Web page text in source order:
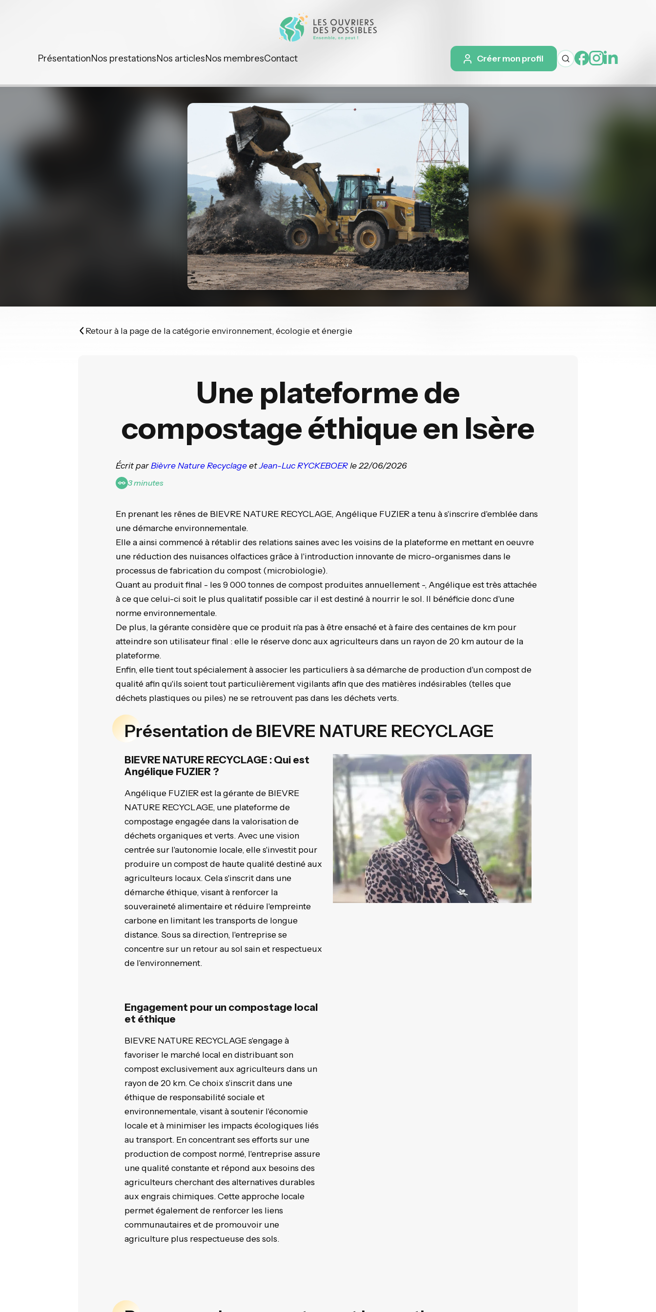
PrésentationNos prestationsNos articlesNos membresContact Créer mon profil
Retour à la page de la catégorie environnement, écologie et énergie
Une plateforme de
compostage éthique en Isère
Écrit parBièvre Nature RecyclageetJean-Luc RYCKEBOERle 22/06/2026
3 minutes
En prenant les rênes de BIEVRE NATURE RECYCLAGE, Angélique FUZIER a tenu à s'inscrire d'emblée dans
une démarche environnementale.
Elle a ainsi commencé à rétablir des relations saines avec les voisins de la plateforme en mettant en oeuvre
une réduction des nuisances olfactices grâce à l'introduction innovante de micro-organismes dans le
processus de fabrication du compost (microbiologie).
Quant au produit final - les 9 000 tonnes de compost produites annuellement -, Angélique est très attachée
à ce que celui-ci soit le plus qualitatif possible car il est destiné à nourrir le sol. Il bénéficie donc d'une
norme environnementale.
De plus, la gérante considère que ce produit n'a pas à être ensaché et à faire des centaines de km pour
atteindre son utilisateur final : elle le réserve donc aux agriculteurs dans un rayon de 20 km autour de la
plateforme.
Enfin, elle tient tout spécialement à associer les particuliers à sa démarche de production d'un compost de
qualité afin qu'ils soient tout particulièrement vigilants afin que des matières indésirables (telles que
déchets plastiques ou piles) ne se retrouvent pas dans les déchets verts.
Présentation de BIEVRE NATURE RECYCLAGE
BIEVRE NATURE RECYCLAGE : Qui est
Angélique FUZIER ?
Angélique FUZIER est la gérante de BIEVRE
NATURE RECYCLAGE, une plateforme de
compostage engagée dans la valorisation de
déchets organiques et verts. Avec une vision
centrée sur l'autonomie locale, elle s'investit pour
produire un compost de haute qualité destiné aux
agriculteurs locaux. Cela s'inscrit dans une
démarche éthique, visant à renforcer la
souveraineté alimentaire et réduire l'empreinte
carbone en limitant les transports de longue
distance. Sous sa direction, l'entreprise se
concentre sur un retour au sol sain et respectueux
de l'environnement.
Engagement pour un compostage local
et éthique
BIEVRE NATURE RECYCLAGE s'engage à
favoriser le marché local en distribuant son
compost exclusivement aux agriculteurs dans un
rayon de 20 km. Ce choix s'inscrit dans une
éthique de responsabilité sociale et
environnementale, visant à soutenir l'économie
locale et à minimiser les impacts écologiques liés
au transport. En concentrant ses efforts sur une
production de compost normé, l'entreprise assure
une qualité constante et répond aux besoins des
agriculteurs cherchant des alternatives durables
aux engrais chimiques. Cette approche locale
permet également de renforcer les liens
communautaires et de promouvoir une
agriculture plus respectueuse des sols.